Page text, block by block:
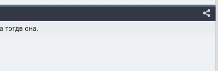
тогдв она.